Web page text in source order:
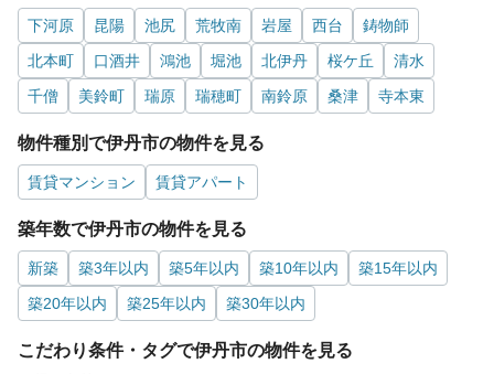
下河原 昆陽 池尻 荒牧南 岩屋 西台
鋳物師
北本町
口酒井 鴻池 堀池 北伊丹 桜ケ丘
清水
千僧
美鈴町 瑞原 瑞穂町 南鈴原 桑津 寺本東
物件種別で伊丹市の物件を見る
賃貸マンション 賃貸アパート
築年数で伊丹市の物件を見る
新築 築3年以内 築5年以内 築10年以内
築15年以内
築20年以内
築25年以内 築30年以内
こだわり条件・タグで伊丹市の物件を見る